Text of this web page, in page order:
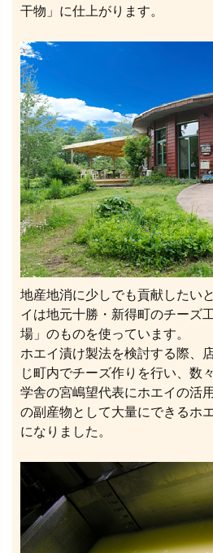
干物」に仕上がります。
地産地消に少しでも貢献したい
イは地元十勝・新得町のチーズ
場」のものを使っています。
ホエイ漬け製法を検討する際、
じ町内でチーズ作りを行い、数
学舎の宮嶋望代表にホエイの活
の副産物として大量にできるホ
になりました。